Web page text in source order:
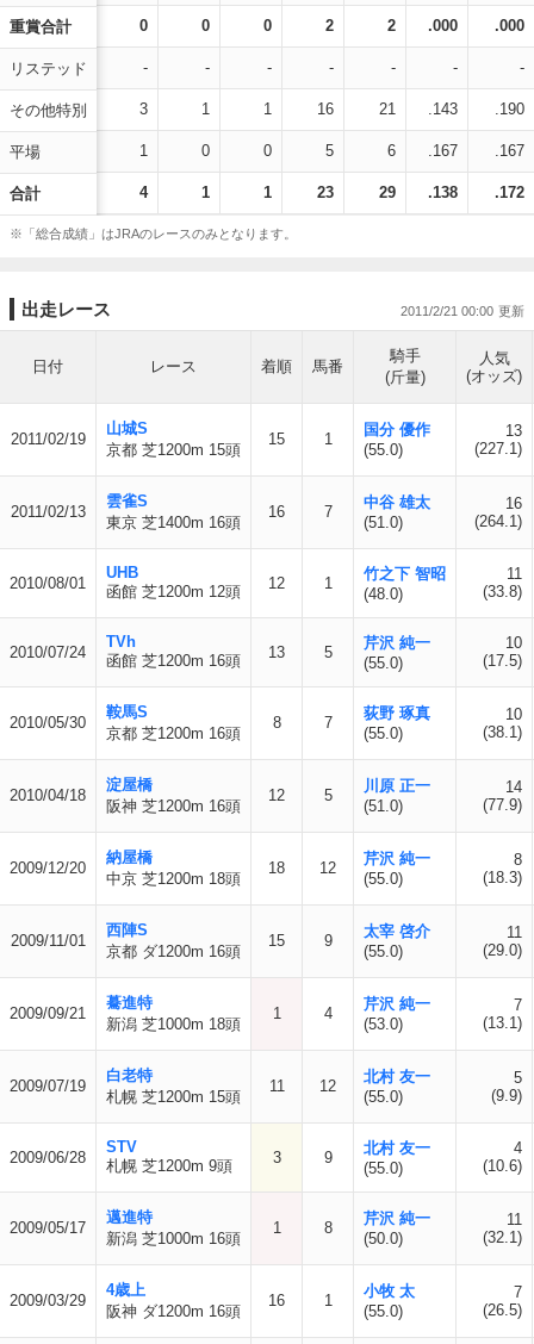
重賞合計
リステッド
その他特別
平場
合計
0 0 0 2 2 .000 .000
- - - - - - -
3 1 1 16 21 .143 .190
1 0 0 5 6 .167 .167
4 1 1 23 29 .138 .172
※「総合成績」はJRAのレースのみとなります。
出走レース 2011/2/21 00:00
日付 レース 着順 馬番
騎手
(斤量)
人気
(オッズ)
2011/02/19
山城S
京都 芝1200m 15頭
15 1
国分 優作
(55.0)
13
(227.1)
2011/02/13
雲雀S
東京 芝1400m 16頭
16 7
中谷 雄太
(51.0)
16
(264.1)
2010/08/01
UHB
函館 芝1200m 12頭
12 1
竹之下 智昭
(48.0)
11
(33.8)
2010/07/24
TVh
函館 芝1200m 16頭
13 5
芹沢 純一
(55.0)
10
(17.5)
2010/05/30
鞍馬S
京都 芝1200m 16頭
8 7
荻野 琢真
(55.0)
10
(38.1)
2010/04/18
淀屋橋
阪神 芝1200m 16頭
12 5
川原 正一
(51.0)
14
(77.9)
2009/12/20
納屋橋
中京 芝1200m 18頭
18 12
芹沢 純一
(55.0)
8
(18.3)
2009/11/01
西陣S
京都 ダ1200m 16頭
15 9
太宰 啓介
(55.0)
11
(29.0)
2009/09/21
驀進特
新潟 芝1000m 18頭
1 4
芹沢 純一
(53.0)
7
(13.1)
2009/07/19
白老特
札幌 芝1200m 15頭
11 12
北村 友一
(55.0)
5
(9.9)
2009/06/28
STV
札幌 芝1200m 9頭
3 9
北村 友一
(55.0)
4
(10.6)
2009/05/17
邁進特
新潟 芝1000m 16頭
1 8
芹沢 純一
(50.0)
11
(32.1)
2009/03/29
4歳上
阪神 ダ1200m 16頭
16 1
小牧 太
(55.0)
7
(26.5)